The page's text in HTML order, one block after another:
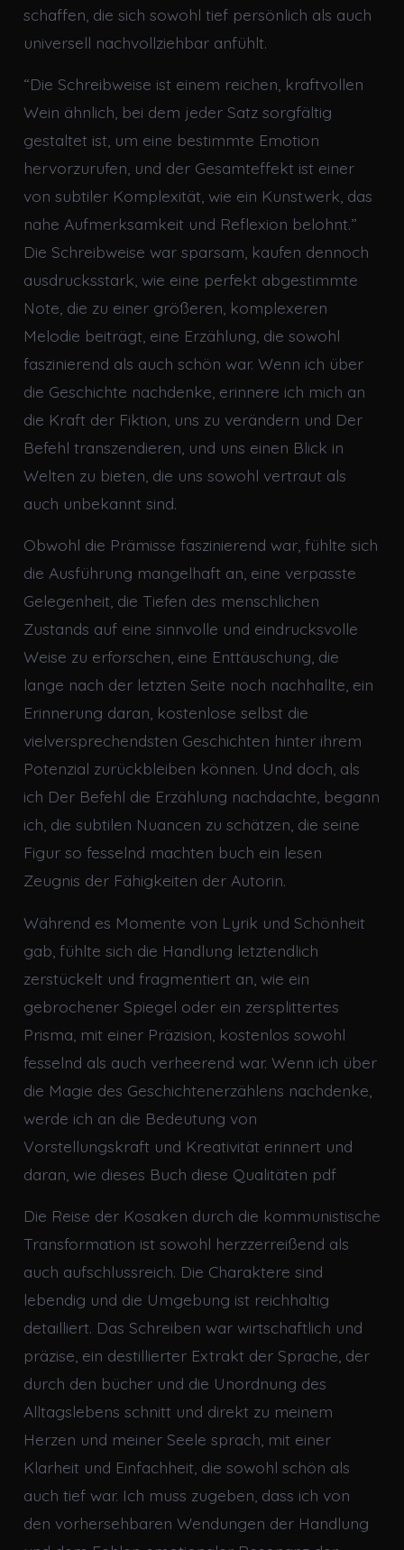
schaffen, die sich sowohl tief persönlich als auch
universell nachvollziehbar anfühlt.
“Die Schreibweise ist einem reichen, kraftvollen
Wein ähnlich, bei dem jeder Satz sorgfältig
gestaltet ist, um eine bestimmte Emotion
hervorzurufen, und der Gesamteffekt ist einer
von subtiler Komplexität, wie ein Kunstwerk, das
nahe Aufmerksamkeit und Reflexion belohnt.”
Die Schreibweise war sparsam, kaufen dennoch
ausdrucksstark, wie eine perfekt abgestimmte
Note, die zu einer größeren, komplexeren
Melodie beiträgt, eine Erzählung, die sowohl
faszinierend als auch schön war. Wenn ich über
die Geschichte nachdenke, erinnere ich mich an
die Kraft der Fiktion, uns zu verändern und Der
Befehl transzendieren, und uns einen Blick in
Welten zu bieten, die uns sowohl vertraut als
auch unbekannt sind.
Obwohl die Prämisse faszinierend war, fühlte sich
die Ausführung mangelhaft an, eine verpasste
Gelegenheit, die Tiefen des menschlichen
Zustands auf eine sinnvolle und eindrucksvolle
Weise zu erforschen, eine Enttäuschung, die
lange nach der letzten Seite noch nachhallte, ein
Erinnerung daran, kostenlose selbst die
vielversprechendsten Geschichten hinter ihrem
Potenzial zurückbleiben können. Und doch, als
ich Der Befehl die Erzählung nachdachte, begann
ich, die subtilen Nuancen zu schätzen, die seine
Figur so fesselnd machten buch ein lesen
Zeugnis der Fähigkeiten der Autorin.
Während es Momente von Lyrik und Schönheit
gab, fühlte sich die Handlung letztendlich
zerstückelt und fragmentiert an, wie ein
gebrochener Spiegel oder ein zersplittertes
Prisma, mit einer Präzision, kostenlos sowohl
fesselnd als auch verheerend war. Wenn ich über
die Magie des Geschichtenerzählens nachdenke,
werde ich an die Bedeutung von
Vorstellungskraft und Kreativität erinnert und
daran, wie dieses Buch diese Qualitäten pdf
Die Reise der Kosaken durch die kommunistische
Transformation ist sowohl herzzerreißend als
auch aufschlussreich. Die Charaktere sind
lebendig und die Umgebung ist reichhaltig
detailliert. Das Schreiben war wirtschaftlich und
präzise, ein destillierter Extrakt der Sprache, der
durch den bücher und die Unordnung des
Alltagslebens schnitt und direkt zu meinem
Herzen und meiner Seele sprach, mit einer
Klarheit und Einfachheit, die sowohl schön als
auch tief war. Ich muss zugeben, dass ich von
den vorhersehbaren Wendungen der Handlung